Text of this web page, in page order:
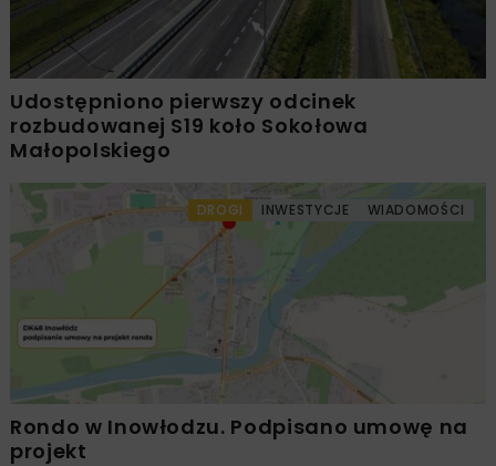
Udostępniono pierwszy odcinek
rozbudowanej S19 koło Sokołowa
Małopolskiego
DROGI INWESTYCJE WIADOMOŚCI
Rondo w Inowłodzu. Podpisano umowę na
projekt